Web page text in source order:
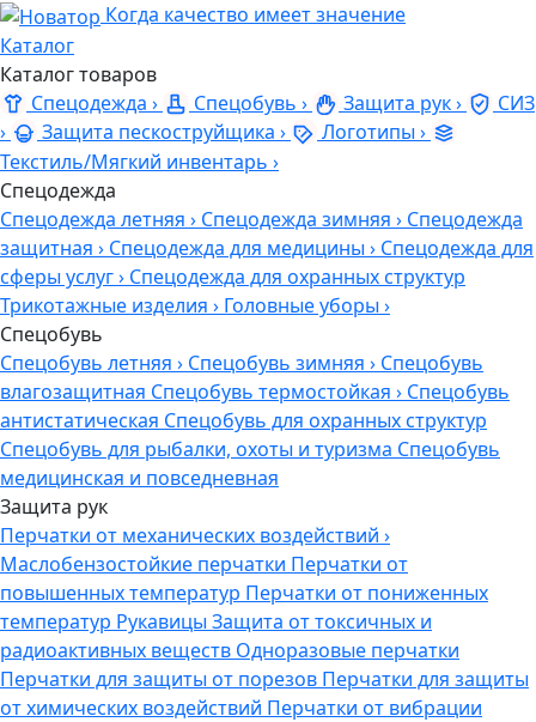
Когда качество имеет значение
Каталог
Каталог товаров
Спецодежда › Спецобувь › Защита рук›
СИЗ
›
Защита пескоструйщика › Логотипы ›
Текстиль/Мягкий инвентарь ›
Спецодежда
Спецодежда летняя › Спецодежда зимняя › Спецодежда
защитная › Спецодежда для медицины › Спецодежда для
сферы услуг› Спецодежда для охранных структур
Трикотажные изделия › Головные уборы ›
Спецобувь
Спецобувь летняя › Спецобувь зимняя › Спецобувь
влагозащитная Спецобувь термостойкая › Спецобувь
антистатическая Спецобувь для охранных структур
Спецобувь для рыбалки, охоты и туризма Спецобувь
медицинская и повседневная
Защита рук
Перчатки от механических воздействий ›
Маслобензостойкие перчатки Перчатки от
повышенных температур Перчатки от пониженных
температур Рукавицы Защита от токсичных и
радиоактивных веществ Одноразовые перчатки
Перчатки для защиты от порезов Перчатки для защиты
от химических воздействий Перчатки от вибрации